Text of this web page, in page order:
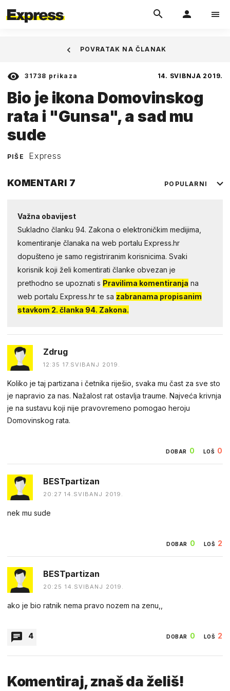
31738 prikaza 14. SVIBNJA 2019.
Bio je ikona Domovinskog
rata i "Gunsa", a sad mu
sude
PIŠE Express
POVRATAK NA ČLANAK
KOMENTARI 7 POPULARNI
Važna obavijest
Sukladno članku 94. Zakona o elektroničkim medijima,
komentiranje članaka na web portalu Express.hr
dopušteno je samo registriranim korisnicima. Svaki
korisnik koji želi komentirati članke obvezan je
prethodno se upoznati s Pravilima komentiranja na
web portalu Express.hr te sa zabranama propisanim
stavkom 2. članka 94. Zakona.
Zdrug
12:35 17.SVIBANJ 2019.
Koliko je taj partizana i četnika riješio, svaka mu čast za sve sto
je napravio za nas. Nažalost rat ostavlja traume. Najveća krivnja
je na sustavu koji nije pravovremeno pomogao heroju
Domovinskog rata.
DOBAR 0 LOŠ 0
BESTpartizan
20:27 14.SVIBANJ 2019.
nek mu sude
DOBAR 0 LOŠ 2
BESTpartizan
20:25 14.SVIBANJ 2019.
ako je bio ratnik nema pravo nozem na zenu,,
4 DOBAR 0 LOŠ 2
10:42 15.SVIBANJ 2019.
Komentiraj, znaš da želiš!